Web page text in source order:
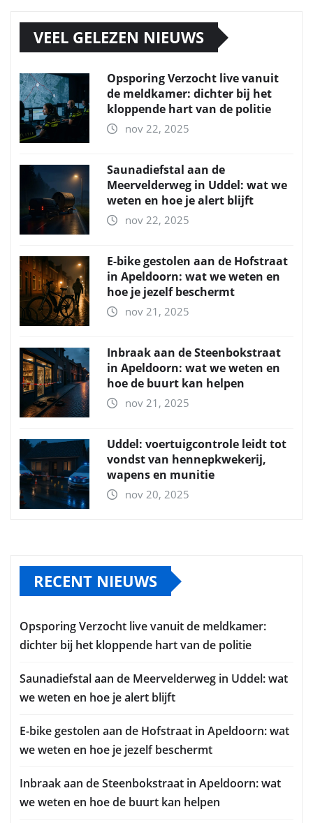
VEEL GELEZEN NIEUWS
Opsporing Verzocht live vanuit
de meldkamer: dichter bij het
kloppende hart van de politie
nov 22, 2025
Saunadiefstal aan de
Meervelderweg in Uddel: wat we
weten en hoe je alert blijft
nov 22, 2025
E-bike gestolen aan de Hofstraat
in Apeldoorn: wat we weten en
hoe je jezelf beschermt
nov 21, 2025
Inbraak aan de Steenbokstraat
in Apeldoorn: wat we weten en
hoe de buurt kan helpen
nov 21, 2025
Uddel: voertuigcontrole leidt tot
vondst van hennepkwekerij,
wapens en munitie
nov 20, 2025
RECENT NIEUWS
Opsporing Verzocht live vanuit de meldkamer:
dichter bij het kloppende hart van de politie
Saunadiefstal aan de Meervelderweg in Uddel: wat
we weten en hoe je alert blijft
E-bike gestolen aan de Hofstraat in Apeldoorn: wat
we weten en hoe je jezelf beschermt
Inbraak aan de Steenbokstraat in Apeldoorn: wat
we weten en hoe de buurt kan helpen